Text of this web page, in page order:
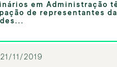
em Administração
de representantes
21/11/2019